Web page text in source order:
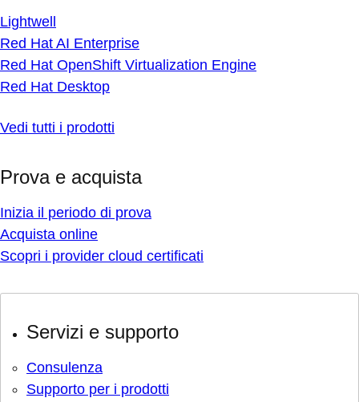
Lightwell
Red Hat AI Enterprise
Red Hat OpenShift Virtualization Engine
Red Hat Desktop
Vedi tutti i prodotti
Prova e acquista
Inizia il periodo di prova
Acquista online
Scopri i provider cloud certificati
Servizi e supporto
Consulenza
Supporto per i prodotti